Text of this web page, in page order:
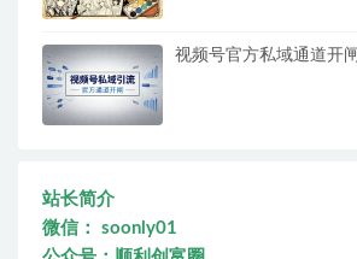
视频号官方私域通道开闸
站长简介
微信： soonly01